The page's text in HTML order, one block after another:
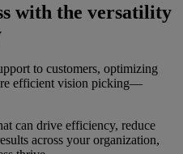
with the versatility
to customers, optimizing
efficient vision picking—
can drive efficiency, reduce
across your organization,